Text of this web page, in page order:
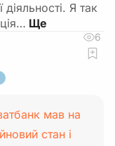
Я так
6
мав на
стан і